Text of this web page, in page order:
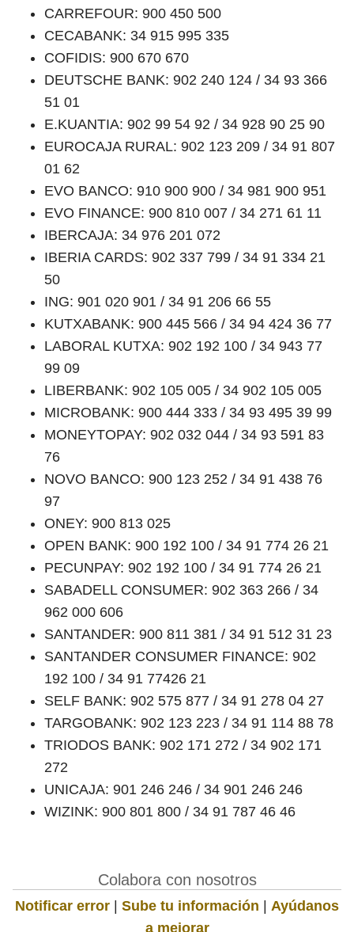
CARREFOUR: 900 450 500
CECABANK: 34 915 995 335
COFIDIS: 900 670 670
DEUTSCHE BANK: 902 240 124 / 34 93 366
51 01
E.KUANTIA: 902 99 54 92 / 34 928 90 25 90
EUROCAJA RURAL: 902 123 209 / 34 91 807
01 62
EVO BANCO: 910 900 900 / 34 981 900 951
EVO FINANCE: 900 810 007 / 34 271 61 11
IBERCAJA: 34 976 201 072
IBERIA CARDS: 902 337 799 / 34 91 334 21
50
ING: 901 020 901 / 34 91 206 66 55
KUTXABANK: 900 445 566 / 34 94 424 36 77
LABORAL KUTXA: 902 192 100 / 34 943 77
99 09
LIBERBANK: 902 105 005 / 34 902 105 005
MICROBANK: 900 444 333 / 34 93 495 39 99
MONEYTOPAY: 902 032 044 / 34 93 591 83
76
NOVO BANCO: 900 123 252 / 34 91 438 76
97
ONEY: 900 813 025
OPEN BANK: 900 192 100 / 34 91 774 26 21
PECUNPAY: 902 192 100 / 34 91 774 26 21
SABADELL CONSUMER: 902 363 266 / 34
962 000 606
SANTANDER: 900 811 381 / 34 91 512 31 23
SANTANDER CONSUMER FINANCE: 902
192 100 / 34 91 77426 21
SELF BANK: 902 575 877 / 34 91 278 04 27
TARGOBANK: 902 123 223 / 34 91 114 88 78
TRIODOS BANK: 902 171 272 / 34 902 171
272
UNICAJA: 901 246 246 / 34 901 246 246
WIZINK: 900 801 800 / 34 91 787 46 46
Colabora con nosotros
Notificar error | Sube tu información | Ayúdanos
a mejorar